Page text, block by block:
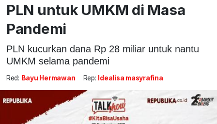
PLN untuk UMKM di Masa
Pandemi
PLN kucurkan dana Rp 28 miliar untuk nantu
UMKM selama pandemi
Red: Bayu Hermawan Rep: Idealisa masyrafina